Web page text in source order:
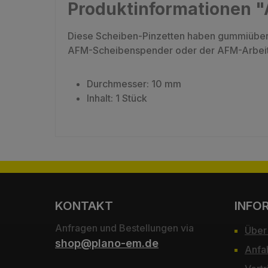
Produktinformationen
Diese Scheiben-Pinzetten haben
AFM-Scheibenspender oder der AFM-
Durchmesser: 10 mm
Inhalt: 1 Stück
KONTAKT
Anfragen und Bestellungen via
shop@plano-em.de